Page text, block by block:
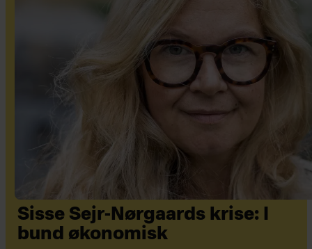
Sisse Sejr-Nørgaards krise: I
bund økonomisk